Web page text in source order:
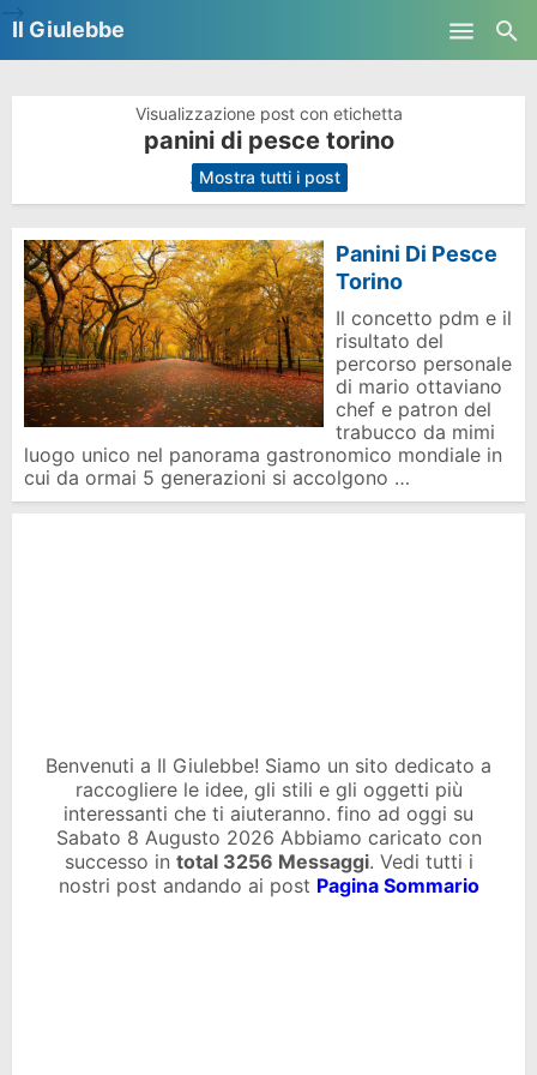
Il Giulebbe
Visualizzazione post con etichetta
panini di pesce torino
. Mostra tutti i post
Panini Di Pesce
Torino
Il concetto pdm e il
risultato del
percorso personale
di mario ottaviano
chef e patron del
trabucco da mimi
luogo unico nel panorama gastronomico mondiale in
cui da ormai 5 generazioni si accolgono …
Benvenuti a Il Giulebbe! Siamo un sito dedicato a
raccogliere le idee, gli stili e gli oggetti più
interessanti che ti aiuteranno. fino ad oggi su
Sabato 8 Augusto 2026 Abbiamo caricato con
successo in total 3256 Messaggi. Vedi tutti i
nostri post andando ai post Pagina Sommario